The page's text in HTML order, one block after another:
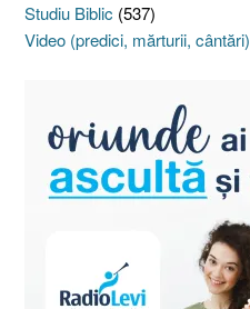
Studiu Biblic (537)
Video (predici, mărturii, cântări)